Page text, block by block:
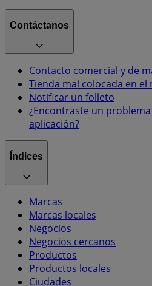
Contáctanos
Contacto comercial y de
Tienda mal colocada en el
Notificar un folleto
¿Encontraste un
aplicación?
Índices
Marcas
Marcas locales
Negocios
Negocios cercanos
Productos
Productos locales
Ciudades